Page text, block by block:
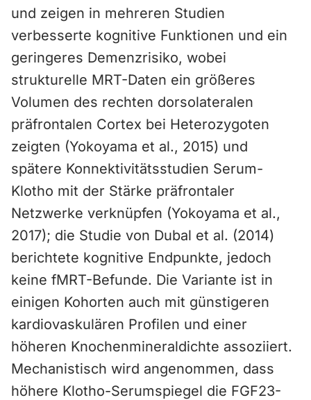
und zeigen in mehreren Studien
verbesserte kognitive Funktionen und ein
geringeres Demenzrisiko, wobei
strukturelle MRT-Daten ein größeres
Volumen des rechten dorsolateralen
präfrontalen Cortex bei Heterozygoten
zeigten (Yokoyama et al., 2015) und
spätere Konnektivitätsstudien Serum-
Klotho mit der Stärke präfrontaler
Netzwerke verknüpfen (Yokoyama et al.,
2017); die Studie von Dubal et al. (2014)
berichtete kognitive Endpunkte, jedoch
keine fMRT-Befunde. Die Variante ist in
einigen Kohorten auch mit günstigeren
kardiovaskulären Profilen und einer
höheren Knochenmineraldichte assoziiert.
Mechanistisch wird angenommen, dass
höhere Klotho-Serumspiegel die FGF23-